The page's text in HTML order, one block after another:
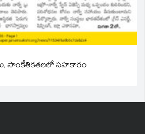
సాంకేతికతలలో సహకారం